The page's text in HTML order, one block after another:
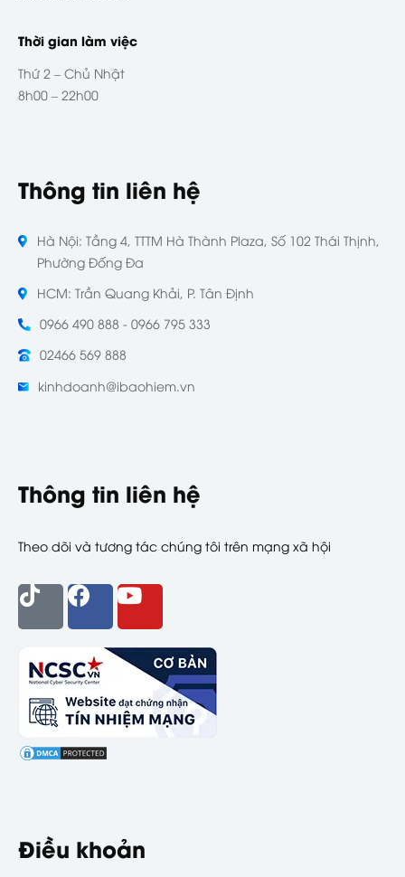
Thời gian làm việc
Thứ 2 – Chủ Nhật
8h00 – 22h00
Thông tin liên hệ
Hà Nội: Tầng 4, TTTM Hà Thành Plaza, Số 102 Thái Thịnh,
Phường Đống Đa
HCM: Trần Quang Khải, P. Tân Định
0966 490 888 - 0966 795 333
02466 569 888
kinhdoanh@ibaohiem.vn
Thông tin liên hệ
Theo dõi và tương tác chúng tôi trên mạng xã hội
Điều khoản